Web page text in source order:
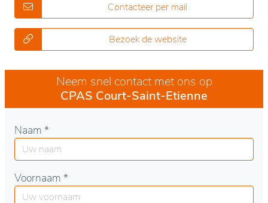
Contacteer per mail
Bezoek de website
Neem snel contact met ons op
CPAS Court-Saint-Etienne
Naam *
Voornaam *